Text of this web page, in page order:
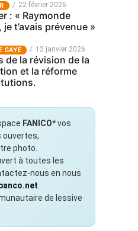
22 février 2026
: « Raymonde
t’avais prévenue »
GAYE 12 janvier 2026
de la révision de la
et la réforme
FANICO*vos
photo.
à toutes les
nous en nous
de lessive